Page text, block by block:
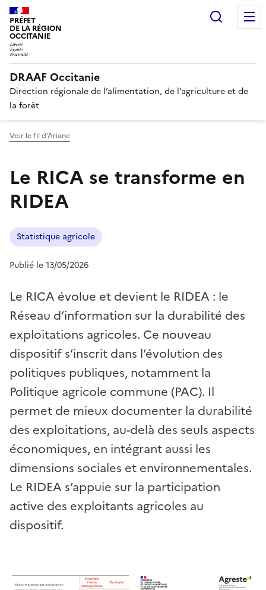
PRÉFET
DE LA RÉGION
OCCITANIE
DRAAF Occitanie
Direction régionale de l’alimentation, de l’agriculture et de
la forêt
Voir le fil d'Ariane
Le RICA se transforme en
RIDEA
Statistique agricole
Publié le 13/05/2026
Le RICA évolue et devient le RIDEA : le
Réseau d’information sur la durabilité des
exploitations agricoles. Ce nouveau
dispositif s’inscrit dans l’évolution des
politiques publiques, notamment la
Politique agricole commune (PAC). Il
permet de mieux documenter la durabilité
des exploitations, au-delà des seuls aspects
économiques, en intégrant aussi les
dimensions sociales et environnementales.
Le RIDEA s’appuie sur la participation
active des exploitants agricoles au
dispositif.